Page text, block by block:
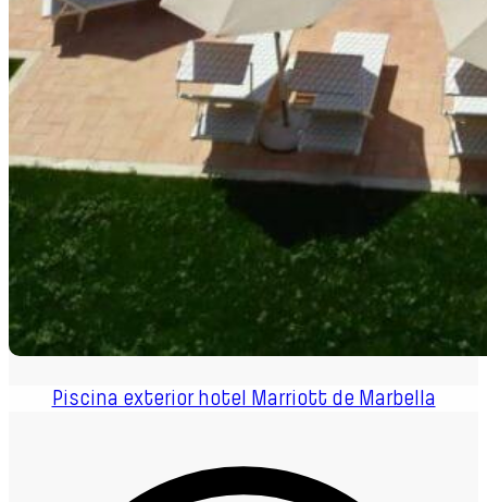
Piscina exterior hotel Marriott de Marbella